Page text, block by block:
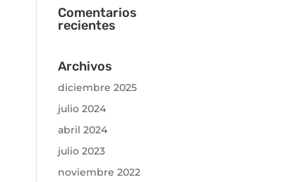
Comentarios
recientes
Archivos
diciembre 2025
julio 2024
abril 2024
julio 2023
noviembre 2022